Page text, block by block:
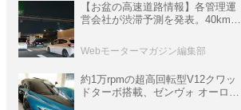
【お盆の高速道路情報】各管理運
営会社が渋滞予測を発表。40km以
数ある
Webモーターマガジン編集部
約1万rpmの超高回転型V12クワッ
ドターボ搭載、ゼンヴォ オーロラ